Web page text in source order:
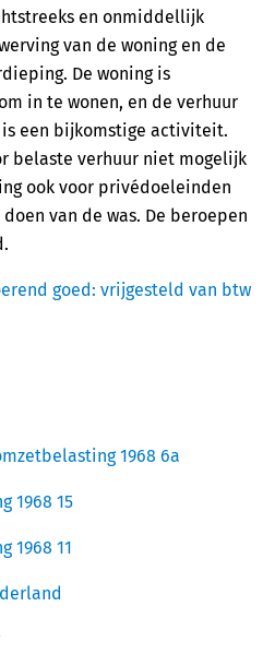
en onmiddellijk
van de woning en de
De woning is
in te wonen, en de verhuur
een bijkomstige activiteit.
belaste verhuur niet mogelijk
ook voor privédoeleinden
van de was. De beroepen
goed: vrijgesteld van btw
1968 6a
1968 15
1968 11